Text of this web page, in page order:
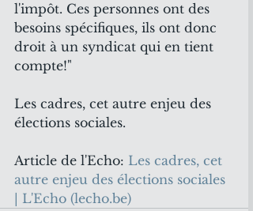
l'impôt. Ces personnes ont des
besoins spécifiques, ils ont donc
droit à un syndicat qui en tient
compte!"
Les cadres, cet autre enjeu des
élections sociales.
Article de l'Echo: Les cadres, cet
autre enjeu des élections sociales
| L'Echo (lecho.be)